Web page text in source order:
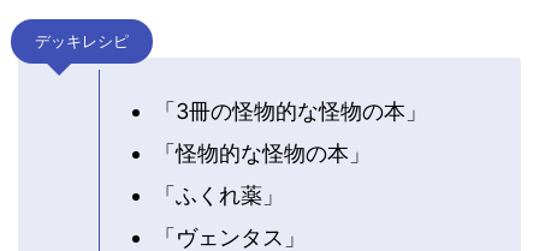
デッキレシピ
「3冊の怪物的な怪物の本」
「怪物的な怪物の本」
「ふくれ薬」
「ヴェンタス」